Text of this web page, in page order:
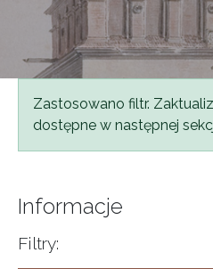
Komunikat
Zastosowano filtr.
dostępne w następnej
Informacje
Filtry: